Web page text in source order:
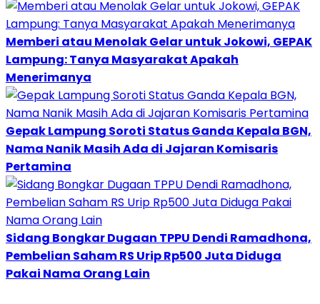
Memberi atau Menolak Gelar untuk Jokowi, GEPAK
Lampung: Tanya Masyarakat Apakah
Menerimanya
Gepak Lampung Soroti Status Ganda Kepala BGN,
Nama Nanik Masih Ada di Jajaran Komisaris
Pertamina
Sidang Bongkar Dugaan TPPU Dendi Ramadhona,
Pembelian Saham RS Urip Rp500 Juta Diduga
Pakai Nama Orang Lain